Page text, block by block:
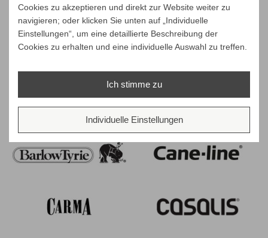
Cookies zu akzeptieren und direkt zur Website weiter zu
navigieren; oder klicken Sie unten auf „Individuelle
Einstellungen“, um eine detaillierte Beschreibung der
Cookies zu erhalten und eine individuelle Auswahl zu treffen.
Ich stimme zu
Individuelle Einstellungen